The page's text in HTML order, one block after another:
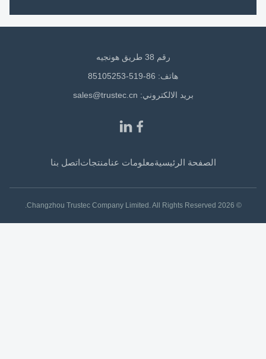
هاتف: 86-519-85105253
بريد الالكتروني: sales@trustec.cn
الصفحة الرئيسيةمعلومات عنامنتجاتاتصل بنا